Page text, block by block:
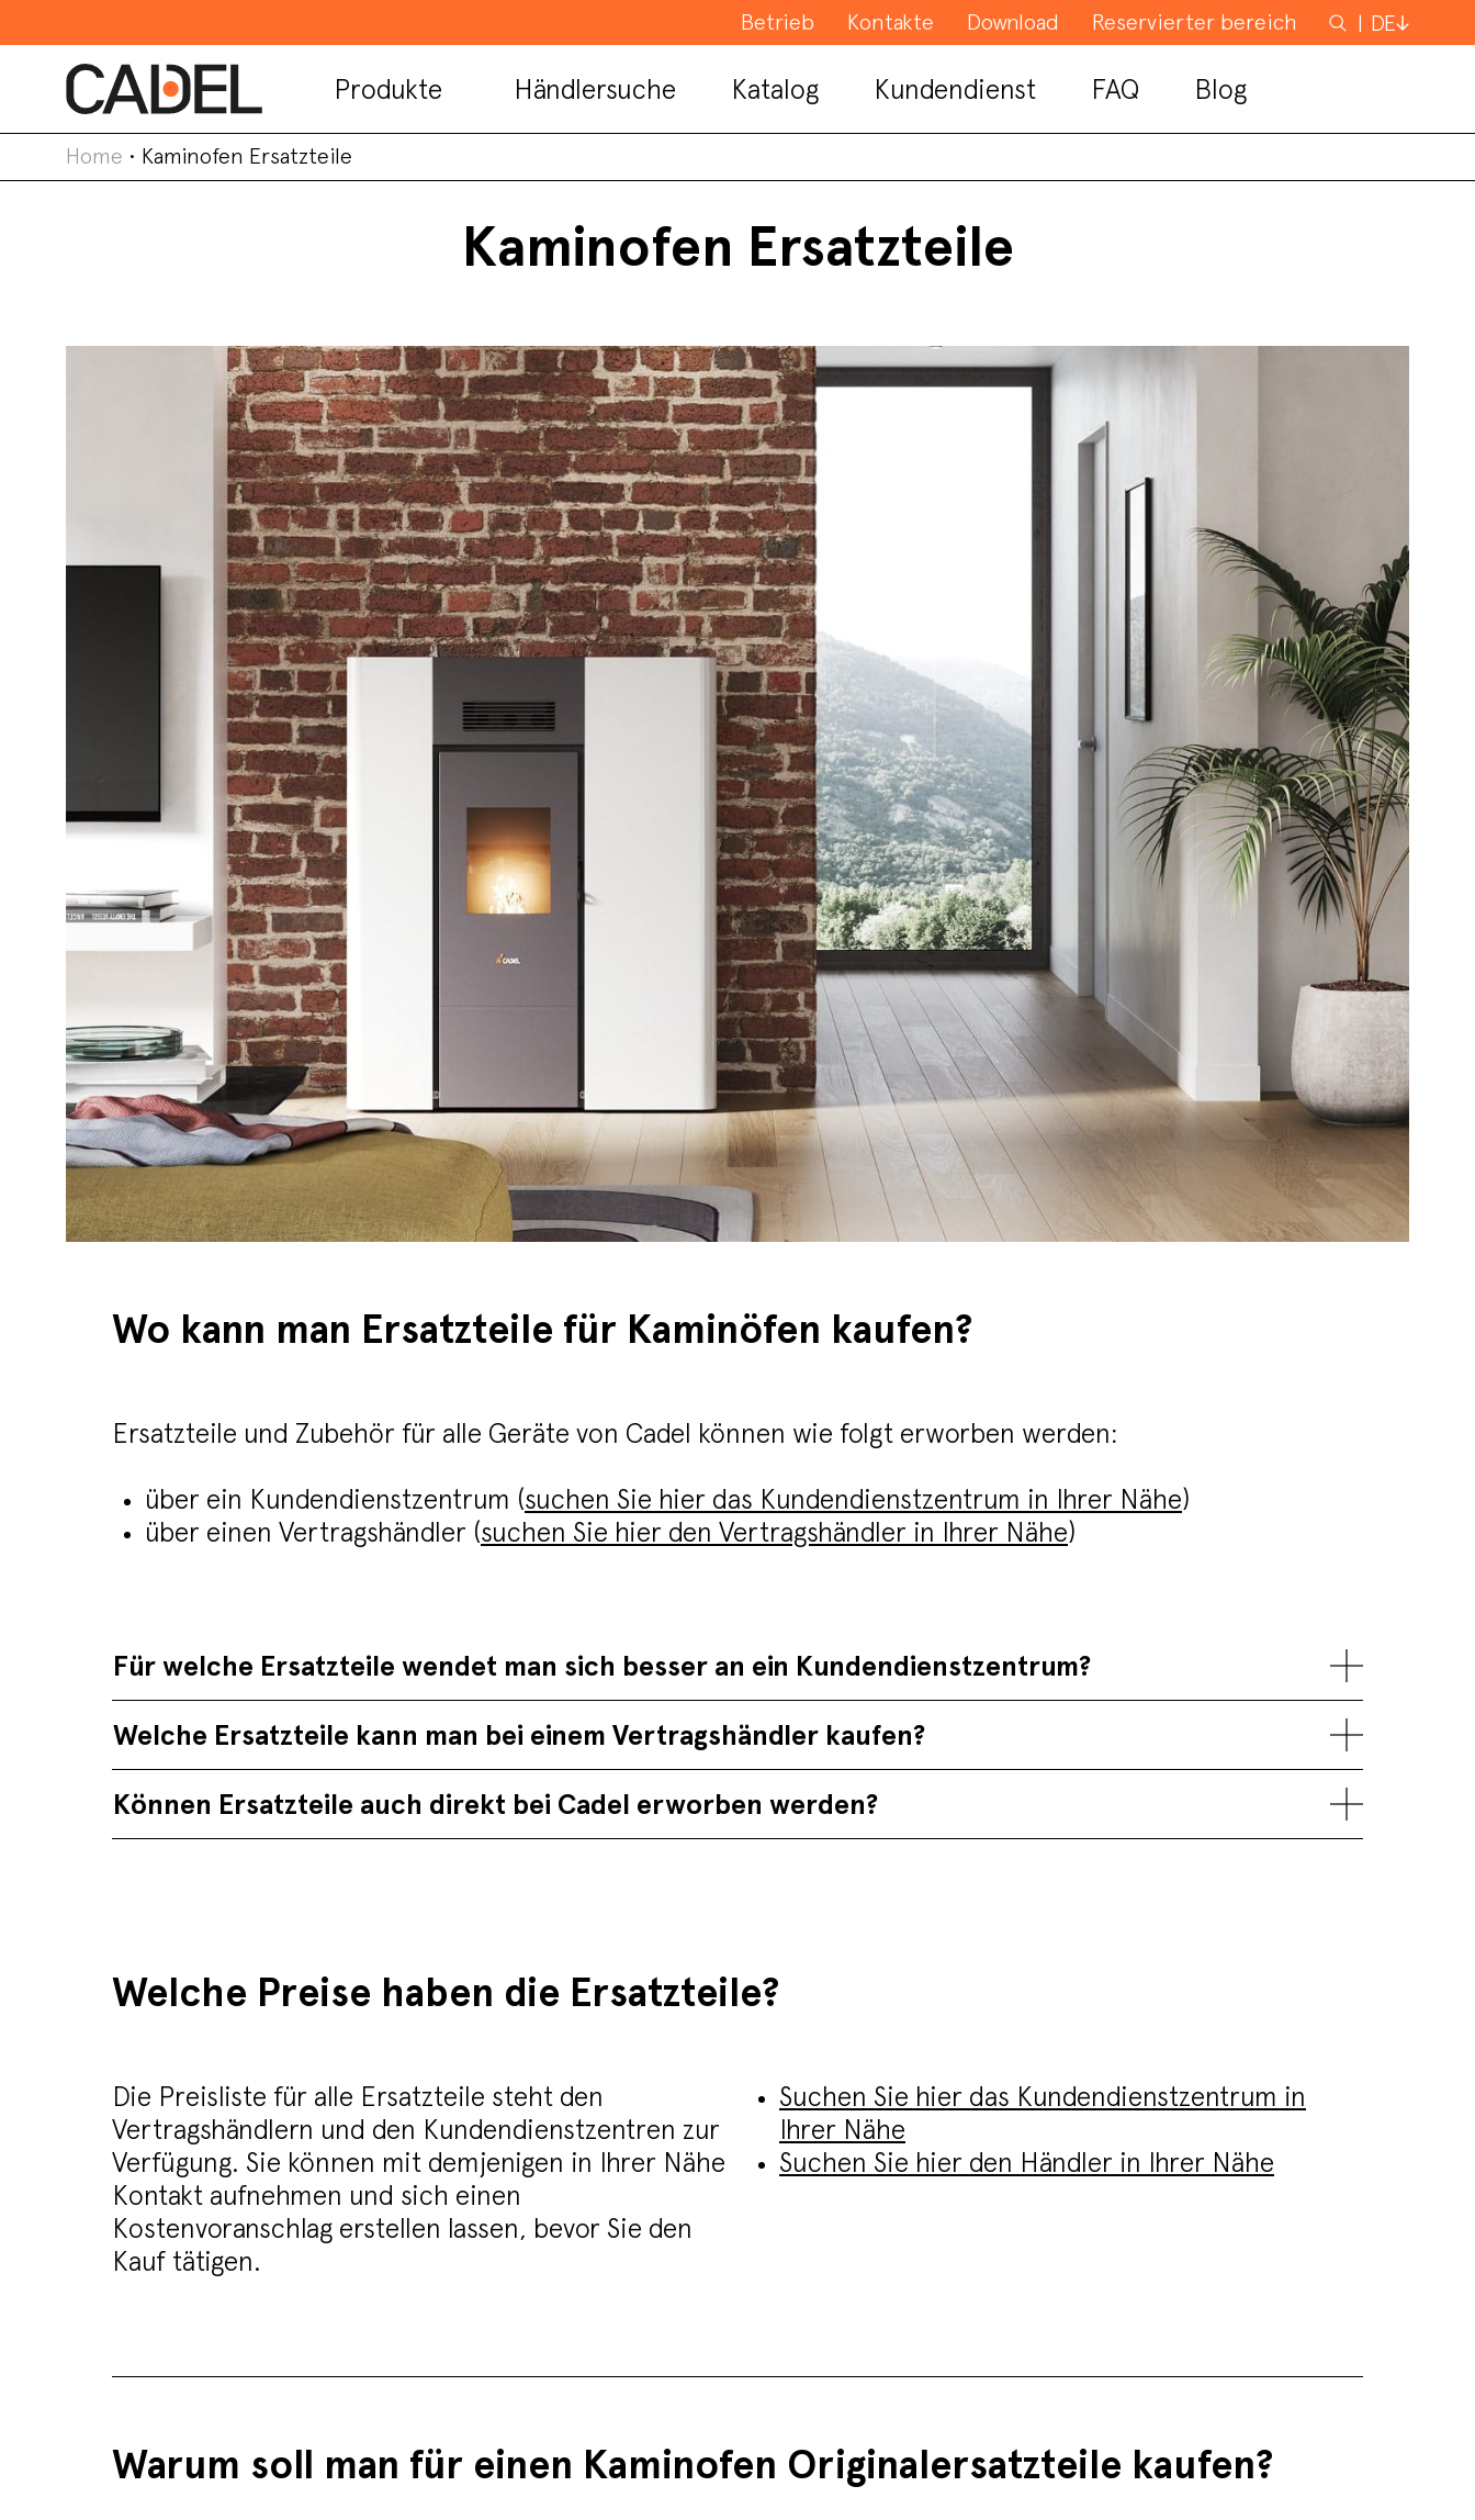
Betrieb Kontakte Download Reservierter bereich
Suchen
nach
DE
Produkte Händlersuche Katalog Kundendienst FAQ Blog
Home • Kaminofen Ersatzteile
Kaminofen Ersatzteile
Wo kann man Ersatzteile für Kaminöfen kaufen?
Ersatzteile und Zubehör für alle Geräte von Cadel können wie folgt erworben werden:
über ein Kundendienstzentrum (suchen Sie hier das Kundendienstzentrum in Ihrer Nähe)
über einen Vertragshändler (suchen Sie hier den Vertragshändler in Ihrer Nähe)
Für welche Ersatzteile wendet man sich besser an ein Kundendienstzentrum?
Welche Ersatzteile kann man bei einem Vertragshändler kaufen?
Können Ersatzteile auch direkt bei Cadel erworben werden?
Welche Preise haben die Ersatzteile?
Die Preisliste für alle Ersatzteile steht den
Vertragshändlern und den Kundendienstzentren zur
Verfügung. Sie können mit demjenigen in Ihrer Nähe
Kontakt aufnehmen und sich einen
Kostenvoranschlag erstellen lassen, bevor Sie den
Kauf tätigen.
Suchen Sie hier das Kundendienstzentrum in
Ihrer Nähe
Suchen Sie hier den Händler in Ihrer Nähe
Warum soll man für einen Kaminofen Originalersatzteile kaufen?